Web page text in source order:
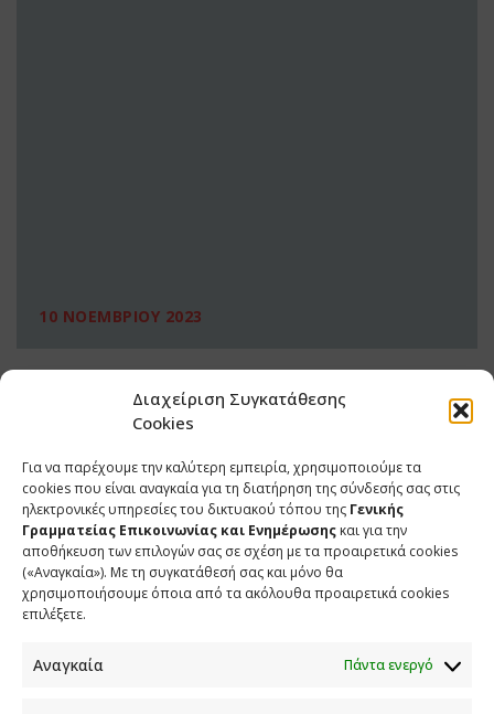
Διαχείριση Συγκατάθεσης
Cookies
Για να παρέχουμε την καλύτερη εμπειρία, χρησιμοποιούμε τα
cookies που είναι αναγκαία για τη διατήρηση της σύνδεσής σας στις
ηλεκτρονικές υπηρεσίες του δικτυακού τόπου της Γενικής
Γραμματείας Επικοινωνίας και Ενημέρωσης και για την
αποθήκευση των επιλογών σας σε σχέση με τα προαιρετικά cookies
(«Αναγκαία»). Με τη συγκατάθεσή σας και μόνο θα
χρησιμοποιήσουμε όποια από τα ακόλουθα προαιρετικά cookies
επιλέξετε.
Αναγκαία Πάντα ενεργό
10 ΝΟΕΜΒΡΙΟΥ 2023
ΕΠΙΚΟΙΝΩΝΙΑ
Φραγκούδη 11 & Αλεξάνδρου Πάντου